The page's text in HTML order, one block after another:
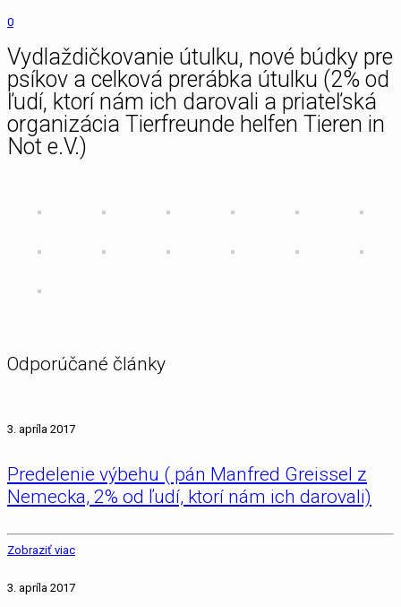
0
Vydlaždičkovanie útulku, nové búdky pre
psíkov a celková prerábka útulku (2% od
ľudí, ktorí nám ich darovali a priateľská
organizácia Tierfreunde helfen Tieren in
Not e.V.)
Odporúčané články
3. apríla 2017
Predelenie výbehu ( pán Manfred Greissel z
Nemecka, 2% od ľudí, ktorí nám ich darovali)
Zobraziť viac
3. apríla 2017